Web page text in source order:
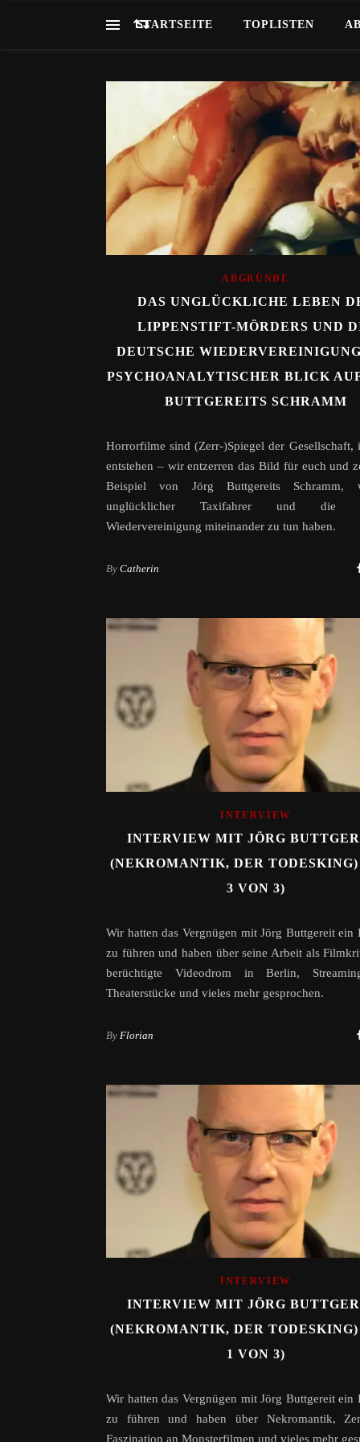
STARTSEITE TOPLISTEN
ABGRÜNDE
DAS UNGLÜCKLICHE LEBEN
LIPPENSTIFT-MÖRDERS UND
DEUTSCHE
PSYCHOANALYTISCHER BLICK
BUTTGEREITS SCHRAMM
Horrorfilme sind (Zerr-)Spiegel der Gesellschaft,
entstehen – wir entzerren das Bild für euch und
Beispiel von Jörg Buttgereits Schramm,
unglücklicher Taxifahrer und die
Wiedervereinigung miteinander zu tun haben.
By Catherin
INTERVIEW
INTERVIEW MIT JÖRG
(NEKROMANTIK, DER
3 VON 3)
Wir hatten das Vergnügen mit Jörg Buttgereit ein
zu führen und haben über seine Arbeit als
berüchtigte Videodrom in Berlin,
Theaterstücke und vieles mehr gesprochen.
By Florian
INTERVIEW
INTERVIEW MIT JÖRG
(NEKROMANTIK, DER
1 VON 3)
Wir hatten das Vergnügen mit Jörg Buttgereit ein
zu führen und haben über Nekromantik,
Faszination an Monsterfilmen und vieles mehr